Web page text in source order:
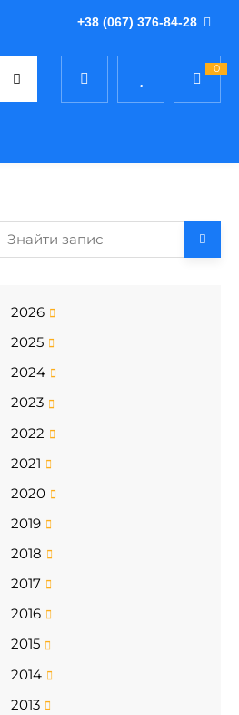
+38 (067) 376-84-28
0
2026
2025
2024
2023
2022
2021
2020
2019
2018
2017
2016
2015
2014
2013